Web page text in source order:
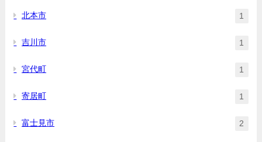
北本市 1
吉川市 1
宮代町 1
寄居町 1
富士見市 2